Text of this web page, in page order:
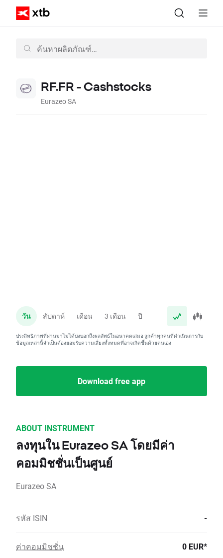
RF.FR - Cashstocks
Eurazeo SA
วัน สัปดาห์ เดือน 3 เดือน ปี
ประสิทธิภาพที่ผ่านมาไม่ได้บ่งบอกถึงผลลัพธ์ในอนาคตเสมอ ลูกค้าทุกคนที่ดำเนินการกับ
ข้อมูลเหล่านี้จำเป็นต้องยอมรับความเสี่ยงทั้งหมดที่อาจเกิดขึ้นด้วยตนเอง
Download free app
ABOUT INSTRUMENT
ลงทุนใน Eurazeo SA โดยมีค่า
คอมมิชชั่นเป็นศูนย์
Eurazeo SA
รหัส ISIN -
ค่าคอมมิชชั่น 0 EUR*